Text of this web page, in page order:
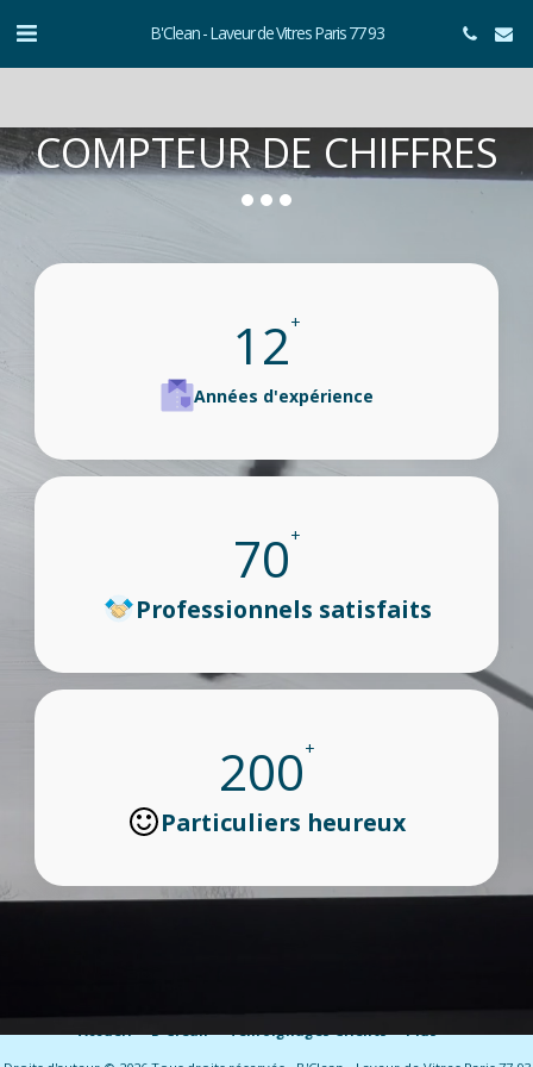
B'Clean - Laveur de Vitres Paris 77 93
COMPTEUR DE CHIFFRES
12+
Années d'expérience
70+
Professionnels satisfaits
200+
Particuliers heureux